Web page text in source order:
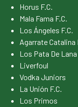
Horus F.C.
Mala Fama F.C.
Los Ángeles F.C.
Agarrate Catalina
Los Pata De Lana
Liverfoul
Vodka Juniors
La Unión F.C.
Los Primos